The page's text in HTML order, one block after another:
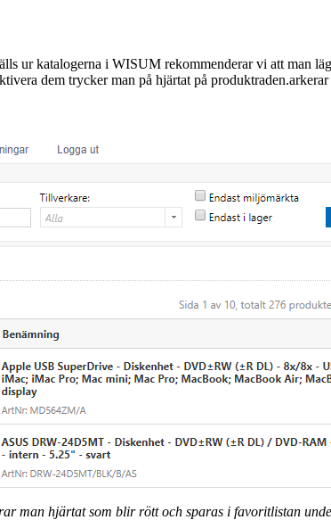
ur katalogerna i WISUM rekommenderar vi att man
dem trycker man på hjärtat på produktraden.arkerar
man hjärtat som blir rött och sparas i favoritlistan